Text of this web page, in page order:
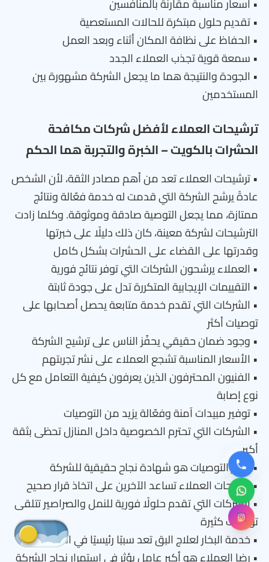
• تقديم حلول مبتكرة للحالات المستعصية
• الحفاظ على نظافة المكان أثناء وبعد العمل
• سمعة قوية تجذب العملاء الجدد
• الجودة والنتيجة هما ما يجعل الشركة مشهورة بين
المستخدمين
ترشيحات العملاء لأفضل شركات مكافحة
الحشرات بالكويت – الخبرة والتجربة هما الحكم
• ترشيحات العملاء تعد من أهم مصادر الثقة، لأن الشخص
عادةً يرشح الشركة التي قدمت له خدمة فعّالة ونتائج
ممتازة، مما يجعل التوصية صادقة وموثوقة. وكلما زادت
الترشيحات لشركة معينة، كان ذلك دليلًا على خبرتها
وقدرتها على القضاء على الحشرات بشكل كامل
• العملاء يرشحون الشركات التي توفر نتائج فورية
• التقييمات الإيجابية المتكررة تدل على جودة ثابتة
• الشركات التي تقدم خدمة متابعة يحصل أصحابها على
توصيات أكثر
• وجود ضمان حقيقي يحفّز الناس على ترشيح الشركة
• الأسعار المناسبة تشجع العملاء على نشر تجربتهم
• الفنيون المحترفون الذين يعرفون كيفية التعامل مع كل
نوع إصابة
• توفير مبيدات آمنة وفعّالة يزيد من التوصيات
• الشركات التي تحترم الخصوصية داخل المنازل تحظى بثقة
أكبر
• تكرار التوصيات هو شهادة نجاح حقيقية للشركة
• ترشيحات العملاء تساعد الآخرين على اتخاذ قرار صحيح
• الشركات التي تقدم حلولًا فورية للنمل والصراصير تتلقى
توصيات كثيرة
• خدمة البخار لعلاج البق تعد سببًا رئيسيًا في التوصيات
• رضا العملاء هو أكبر عامل يؤثر في استمرار نجاح الشركة